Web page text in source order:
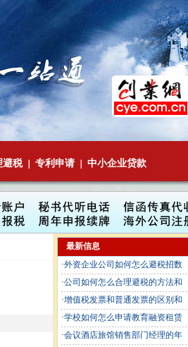
避税｜ 专利申请｜ 中小企业贷款
最新信息
·外资企业公司如何怎么避税招数
·公司如何怎么合理避税的方法和
·增值税发票和普通发票的区别和
·学校如何怎么申请教育融资租赁
·会议酒店旅馆销售部门经理的年